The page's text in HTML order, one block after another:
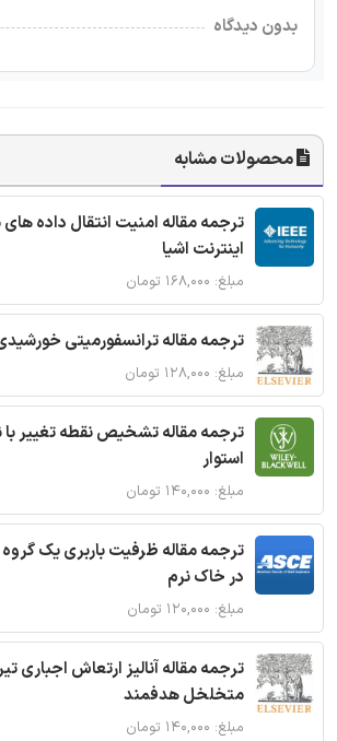
بدون دیدگاه
محصولات مشابه
اینترنت اشیا
مبلغ: ۱۶۸,۰۰۰ تومان
ترجمه مقاله ترانسفورمیتی
مبلغ: ۱۲۸,۰۰۰ تومان
ترجمه مقاله تشخیص نقطه تغییر با
استوار
مبلغ: ۱۴۰,۰۰۰ تومان
ترجمه مقاله ظرفیت باربری یک
در خاک نرم
مبلغ: ۱۲۰,۰۰۰ تومان
ترجمه مقاله آنالیز ارتعاش اجباری
متخلخل هدفمند
مبلغ: ۱۴۰,۰۰۰ تومان